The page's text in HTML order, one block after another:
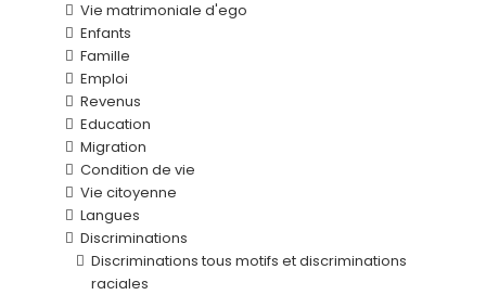
Vie matrimoniale d'ego
Enfants
Famille
Emploi
Revenus
Education
Migration
Condition de vie
Vie citoyenne
Langues
Discriminations
Discriminations tous motifs et discriminations
raciales